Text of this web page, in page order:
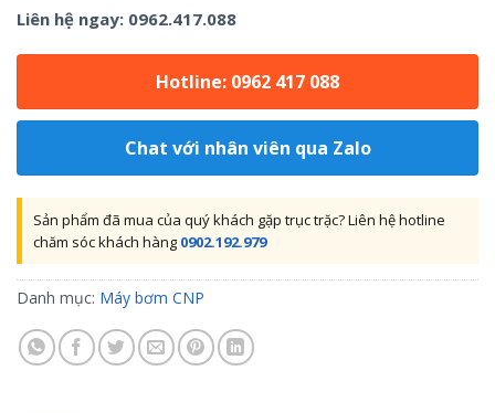
Liên hệ ngay: 0962.417.088
Hotline: 0962 417 088
Chat với nhân viên qua Zalo
Sản phẩm đã mua của quý khách gặp trục trặc? Liên hệ hotline
chăm sóc khách hàng 0902.192.979
Danh mục: Máy bơm CNP